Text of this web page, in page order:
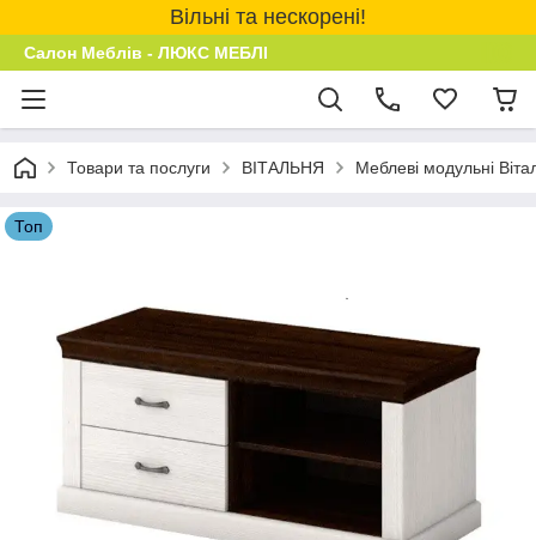
Вільні та нескорені!
Салон Меблів - ЛЮКС МЕБЛІ
Товари та послуги ВІТАЛЬНЯ Меблеві модульні
Топ